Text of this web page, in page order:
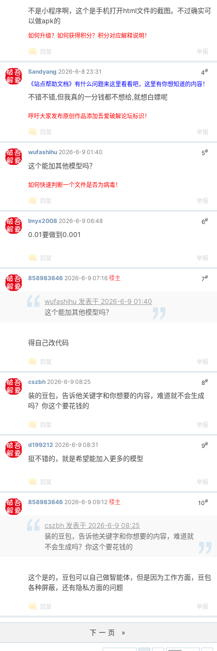
0263
0264
0265
0272
0273
0277
0278
0279
0283
0284
0292
0293
0294
0298
0299
0300
0304
0305
0315
opacity: 0.7;
background: #98D3EF;
}
/* 密钥生成器样式 */
.key-generator-icon {
display: inline-flex;
height: 24px;
font-size: 16px;
border-radius: 6px;
background: transparent;
color: #2c5a6e;
transition: all 0.2s;
.key-generator-icon:hover {
}
width: 100%;
height: 100%;
background: rgba(0, 0, 0, 0.3);
display: flex;
z-index: 9999;
}
border-radius: 20px;
width: 90%;
max-height: 85vh;
overflow-y: auto;
.key-generator-modal h3 {
color: #2c5a6e;
不是小程序啊，这个是手机打开html文件的截图。不过确实可
以做apk的
如何升级？如何获得积分？积分对应解释说明！
回复 举报
4#
Sandyang 2026-6-8 23:31
《站点帮助文档》有什么问题来这里看看吧，这里有你想知道的内容！
不错不错,但我真的一分钱都不想给,就想白嫖呢
呼吁大家发布原创作品添加吾爱破解论坛标识！
回复 举报
5#
wufashihu 2026-6-9 01:40
这个能加其他模型吗？
如何快速判断一个文件是否为病毒！
回复 举报
6#
lmyx2008 2026-6-9 06:48
0.01要做到0.001
回复 举报
7#
858983646 2026-6-9 07:16 楼主
wufashihu 发表于 2026-6-9 01:40
这个能加其他模型吗？
得自己改代码
回复 举报
8#
cszbh 2026-6-9 08:25
装的豆包，告诉他关键字和你想要的内容，难道就不会生成
吗？你这个要花钱的
回复 举报
9#
d199212 2026-6-9 08:31
挺不错的，就是希望能加入更多的模型
回复 举报
10#
858983646 2026-6-9 09:12 楼主
cszbh 发表于 2026-6-9 08:25
装的豆包，告诉他关键字和你想要的内容，难道就
不会生成吗？你这个要花钱的
这个是的，豆包可以自己做智能体，但是因为工作方面，豆包
各种屏蔽，还有隐私方面的问题
回复 举报
下一页 »